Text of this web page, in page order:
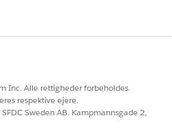
Inc. Alle rettigheder forbeholdes.
respektive ejere.
Sweden AB. Kampmannsgade 2,